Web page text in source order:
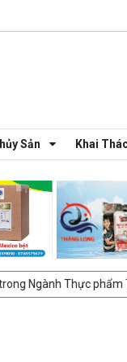
Sản Khai
Thực phẩm Thủy sản